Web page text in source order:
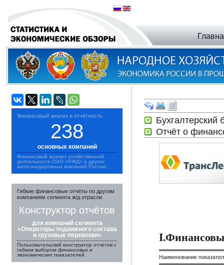
Финансовый анализ и отчётность
238
основных компаний
Финансовый анализ хозяйственной
деятельности ОАО «РЖД» и других
железнодорожных компаний России
Гибкие финансовые отчёты по другим
компаниям сегмента ж/д отрасли
Конструктор отчётов
для компаний сегмента
«Операторы подвижного состава
и грузовые перевозки»
Пользовательский конструктор отчётов с
гибким выбором финансовых и
экономических показателей.
Отчёт о
Наименование